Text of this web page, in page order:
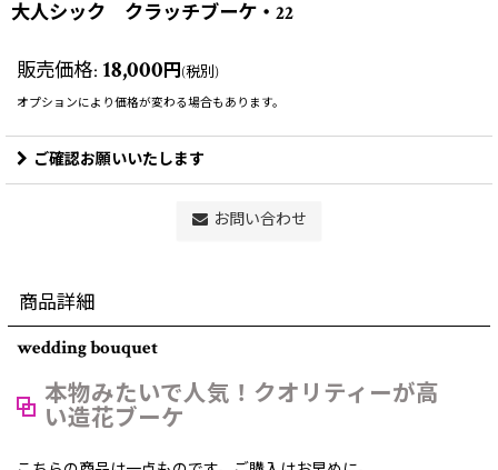
大人シック クラッチブーケ・22
販売価格: 18,000円(税別)
オプションにより価格が変わる場合もあります。
ご確認お願いいたします
お問い合わせ
商品詳細
wedding bouquet
本物みたいで人気！クオリティーが高
い造花ブーケ